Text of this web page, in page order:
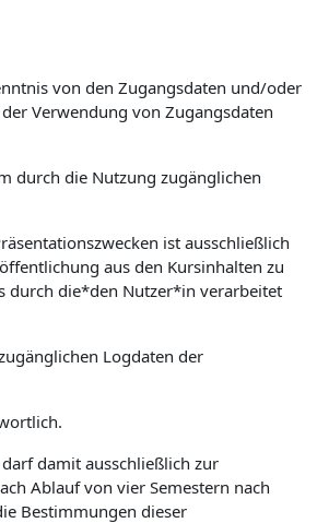
von den Zugangsdaten und/oder
Verwendung von Zugangsdaten
durch die Nutzung zugänglichen
ist ausschließlich
aus den Kursinhalten zu
durch die*den Nutzer*in verarbeitet
Logdaten der
damit ausschließlich zur
Ablauf von vier Semestern nach
Bestimmungen dieser